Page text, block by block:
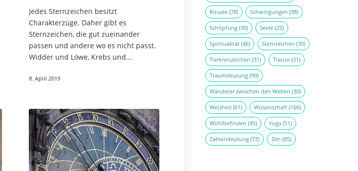
Jedes Sternzeichen besitzt
Charakterzüge. Daher gibt es
Sternzeichen, die gut zueinander
passen und andere wo es nicht passt.
Widder und Löwe, Krebs und
optimal für eine glückliche
8. April 2019
Rituale (78) Schwingungen (38)
Schöpfung (30) Seele (25)
Spiritualität (46) Sternzeichen (30)
Tierkreiszeichen (31) Trance (31)
Traumdeutung (99)
Wanderer zwischen den Welten (30)
Weisheit (61) Wissenschaft (166)
Wohlbefinden (45) Yoga (51)
Zahlendeutung (73) Zen (85)